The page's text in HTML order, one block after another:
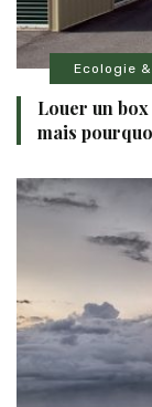
Ecologie
Louer un
mais